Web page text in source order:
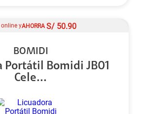
online yAHORRA S/ 50.90
BOMIDI
Portátil Bomidi JB01
Cele...